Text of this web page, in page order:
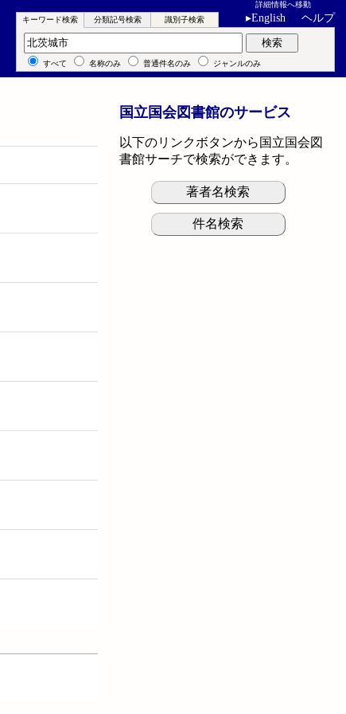
詳細情報へ移動
▸English ヘルプ
キーワード検索 分類記号検索 識別子検索
キーワード検索 検索
すべて 名称のみ 普通件名のみ ジャンルのみ
国立国会図書館のサービス
以下のリンクボタンから国立国会図
書館サーチで検索ができます。
著者名検索
件名検索